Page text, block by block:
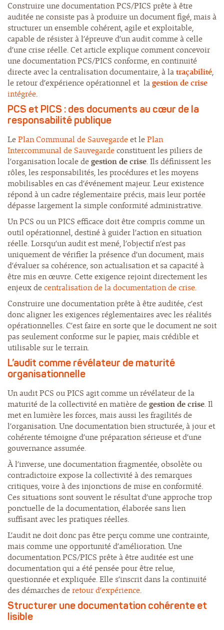
Construire une documentation PCS/PICS prête à être
auditée ne consiste pas à produire un document figé, mais à
structurer un ensemble cohérent, agile et exploitable,
capable de résister à l’épreuve d’un audit comme à celle
d’une crise réelle. Cet article explique comment concevoir
une documentation PCS/PICS conforme, en continuité
directe avec la centralisation documentaire, à latraçabilité,
le retour d’expérienceopérationnel et lagestion de crise
intégrée.
PCS et PICS : des documents au cœur de la
responsabilité publique
LePlan Communal de Sauvegardeet lePlan
Intercommunal de Sauvegardeconstituent les piliers de
l’organisation locale degestion de crise. Ils définissent les
rôles, les responsabilités, les procédures et les moyens
mobilisables en cas d’événement majeur. Leur existence
répond à un cadre réglementaire précis, mais leur portée
dépasse largement la simple conformité administrative.
Un PCS ou un PICS efficace doit être compris comme un
outil opérationnel, destiné à guider l’action en situation
réelle. Lorsqu’un audit est mené, l’objectif n’est pas
uniquement de vérifier la présence d’un document, mais
d’évaluer sa cohérence, son actualisation et sa capacité à
être mis en œuvre. Cette exigence rejoint directement les
enjeux decentralisation de la documentation de crise.
Construire une documentation prête à être auditée, c’est
donc aligner les exigences réglementaires avec les réalités
opérationnelles. C’est faire en sorte que le document ne soit
pas seulement conforme sur le papier, mais crédible et
utilisable sur le terrain.
L’audit comme révélateur de maturité
organisationnelle
Un audit PCS ou PICS agit comme un révélateur de la
maturité de la collectivité en matière degestion de crise. Il
met en lumière les forces, mais aussi les fragilités de
l’organisation. Une documentation bien structurée, à jour et
cohérente témoigne d’une préparation sérieuse et d’une
gouvernance assumée.
À l’inverse, une documentation fragmentée, obsolète ou
contradictoire expose la collectivité à des remarques
critiques, voire à des injonctions de mise en conformité.
Ces situations sont souvent le résultat d’une approche trop
ponctuelle de la documentation, élaborée sans lien
suffisant avec les pratiques réelles.
L’audit ne doit donc pas être perçu comme une contrainte,
mais comme une opportunité d’amélioration. Une
documentation PCS/PICS prête à être auditée est une
documentation qui a été pensée pour être relue,
questionnée et expliquée. Elle s’inscrit dans la continuité
des démarches deretour d’expérience.
Structurer une documentation cohérente et
lisible